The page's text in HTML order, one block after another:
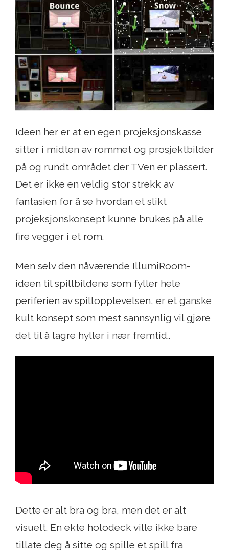
Ideen her er at en egen projeksjonskasse
sitter i midten av rommet og prosjektbilder
på og rundt området der TVen er plassert.
Det er ikke en veldig stor strekk av
fantasien for å se hvordan et slikt
projeksjonskonsept kunne brukes på alle
fire vegger i et rom.
Men selv den nåværende IllumiRoom-
ideen til spillbildene som fyller hele
periferien av spillopplevelsen, er et ganske
kult konsept som mest sannsynlig vil gjøre
det til å lagre hyller i nær fremtid..
Dette er alt bra og bra, men det er alt
visuelt. En ekte holodeck ville ikke bare
tillate deg å sitte og spille et spill fra